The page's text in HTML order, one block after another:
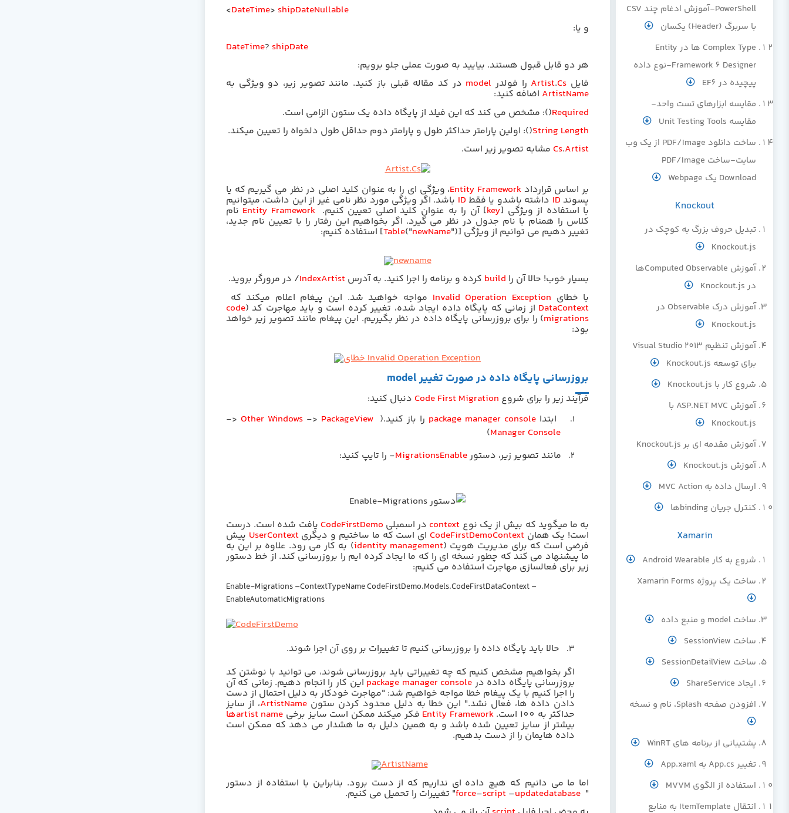
PowerShell-آموزش ادغام چند CSV
با سربرگ (Header) یکسان
Complex Type ها در Entity
Framework 6 Designer-نوع داده
پیچیده در EF6
مقایسه ابزارهای تست واحد-
مقایسه Unit Testing Tools
ساخت دانلود PDF/Image از یک وب
سایت-ساخت PDF/Image
Download یک Webpage
Knockout
تبدیل حروف بزرگ به کوچک در
Knockout.js
آموزش Computed Observableها
در Knockout.js
آموزش درک Observable در
Knockout.js
آموزش تنظیم Visual Studio 2013
برای توسعه Knockout.js
شروع کار با Knockout.js
آموزش ASP.NET MVC با
Knockout.js
آموزش مقدمه ای بر Knockout.js
آموزش Knockout.js
ارسال داده به MVC Action
کنترل جریان bindingها
Xamarin
شروع به کار Android Wearable
ساخت یک پروژه Xamarin Forms
ساخت model و منبع داده
ساخت SessionView
ساخت SessionDetailView
ایجاد ShareService
افزودن صفحه Splash، نام و نسخه
پشتیبانی از برنامه های WinRT
تغییر App.cs به App.xaml
استفاده از الگوی MVVM
انتقال ItemTemplate به منابع
Nullable
<DateTime> shipDate
و یا:
DateTime? shipDate
هر دو قابل قبول هستند. بیایید به صورت عملی جلو برویم:
فایل
Artist.Cs را فولدر model در کد مقاله قبلی باز کنید. مانند تصویر زیر، دو ویژگی به
ArtistName اضافه کنید:
Required
(): مشخص می کند که این فیلد از پایگاه داده یک ستون الزامی است.
String Length
(): اولین پارامتر حداکثر طول و پارامتر دوم حداقل طول دلخواه را تعیین میکند.
Artist
.
Cs مشابه تصویر زیر است.
بر اساس قراردادEntity Framework، ویژگی ای را به عنوان کلید اصلی در نظر می گیریم که یا
پسوند ID داشته باشدو یا فقط ID باشد. اگر ویژگی مورد نظر نامی غیر از این داشت، میتوانیم
با استفاده از ویژگی [key] آن را به عنوان کلید اصلی تعیین کنیم. Entity Framework نام
کلاس را همنام با نام جدول در نظر می گیرد. اگر بخواهیم این رفتار را با تعیین نام جدید،
تغییر دهیم می توانیم از ویژگی [Table("newName")] استفاده کنیم:
بسیار خوب! حالا آن را build کرده و برنامه را اجرا کنید. به آدرس Artist
/Index در مرورگر بروید.
با خطای Invalid Operation Exception مواجه خواهید شد. این پیغام اعلام میکند که
DataContext از زمانی که پایگاه داده ایجاد شده، تغییر کرده است و باید مهاجرت کد (code
migrations) را برای بروزرسانی پایگاه داده در نظر بگیریم. این پیغام مانند تصویر زیر خواهد
بود:
بروزرسانی پایگاه داده در صورت تغییرmodel
فرآیند زیر را برای شروع Code First Migration دنبال کنید:
1. ابتداpackage manager console را باز کنید.( View
-> Other Windows -> Package
Manager Console
)
2. مانند تصویر زیر، دستورEnable
-Migrations را تایپ کنید:
به ما میگوید که بیش از یک نوع context در اسمبلی CodeFirstDemo یافت شده است. درست
است! یک همانCodeFirstDemoContext ای است که ما ساختیم و دیگریUserContext پیش
فرضی است که برای مدیریت هویت (identity management) به کار می رود. علاوه بر این به
ما پیشنهاد می کند که چطور نسخه ای را که ما ایجاد کرده ایم را بروزرسانی کند. از خط دستور
زیر برای فعالسازی مهاجرت استفاده می کنیم:
Enable-Migrations –ContextTypeName CodeFirstDemo.Models.CodeFirstDataContext –
EnableAutomaticMigrations
3.
حالا باید پایگاه داده را بروزرسانی کنیم تا تغییرات بر روی آن اجرا شوند.
اگر بخواهیم مشخص کنیم که چه تغییراتی باید بروزرسانی شوند، می توانید با نوشتن کد
بروزرسانی پایگاه داده در package manager console این کار را انجام دهیم. زمانی که آن
را اجرا کنیم با یک پیغام خطا مواجه خواهیم شد: "مهاجرت خودکار به دلیل احتمال از دست
دادن داده ها، فعال نشد." این خطا به دلیل محدود کردن ستونArtistName، از سایز
حداکثر به 100 است. Entity Framework فکر میکند ممکن است سایز برخی artist nameها
بیشتر از سایز تعیین شده باشد و به همین دلیل به ما هشدار می دهد که ممکن است
داده هایمان را از دست بدهیم.
اما ما می دانیم که هیچ داده ای نداریم که از دست برود. بنابراین با استفاده از دستور
"
updatedatabase
–
script
–
force" تغییرات را تحمیل می کنیم.